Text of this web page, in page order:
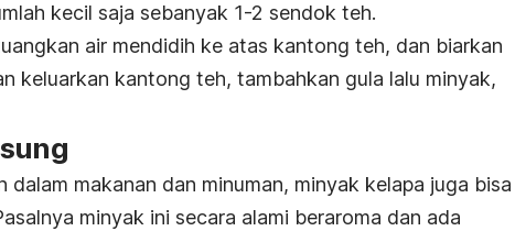
kecil saja sebanyak 1-2 sendok teh.
air mendidih ke atas kantong teh, dan biarkan
keluarkan kantong teh, tambahkan gula lalu minyak,
dalam makanan dan minuman, minyak kelapa juga bisa
minyak ini secara alami beraroma dan ada